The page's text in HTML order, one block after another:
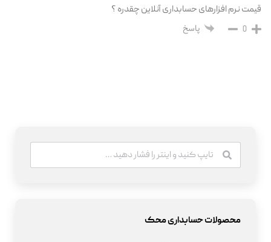
قیمت نرم افزارهای حسابداری آنلاین چقدره ؟
0 پاسخ
محصولات حسابداری محک